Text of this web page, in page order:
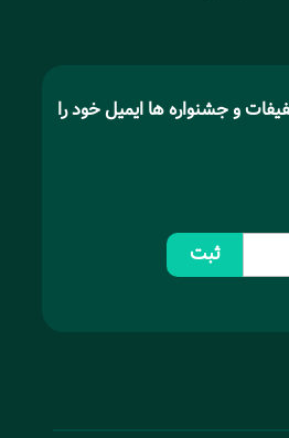
و جشنواره ها ایمیل خود را
ثبت